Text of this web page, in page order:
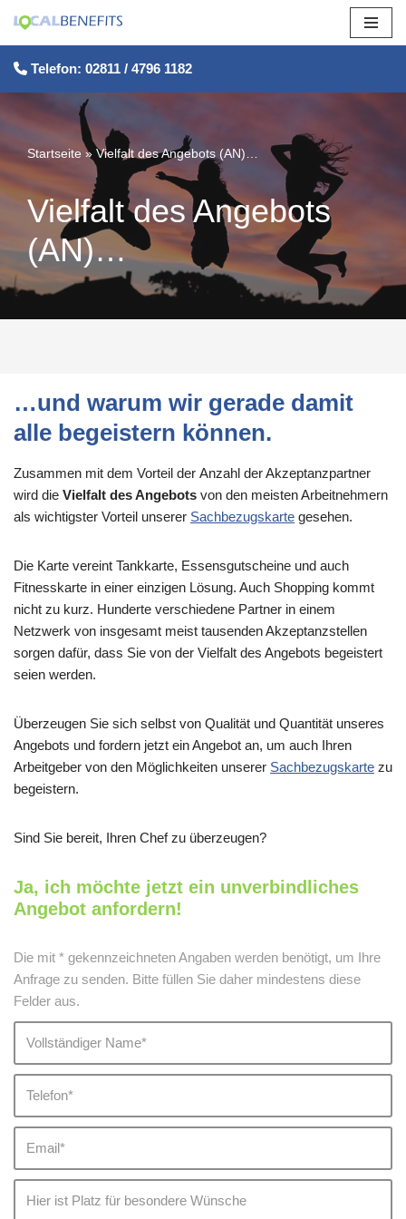
Zum
Inhalt
springen
Telefon: 02811 / 4796 1182
Startseite » Vielfalt des Angebots (AN)…
Vielfalt des Angebots
(AN)…
…und warum wir gerade damit
alle begeistern können.
Zusammen mit dem Vorteil der Anzahl der Akzeptanzpartner
wird die Vielfalt des Angebots von den meisten Arbeitnehmern
als wichtigster Vorteil unserer Sachbezugskarte gesehen.
Die Karte vereint Tankkarte, Essensgutscheine und auch
Fitnesskarte in einer einzigen Lösung. Auch Shopping kommt
nicht zu kurz. Hunderte verschiedene Partner in einem
Netzwerk von insgesamt meist tausenden Akzeptanzstellen
sorgen dafür, dass Sie von der Vielfalt des Angebots begeistert
seien werden.
Überzeugen Sie sich selbst von Qualität und Quantität unseres
Angebots und fordern jetzt ein Angebot an, um auch Ihren
Arbeitgeber von den Möglichkeiten unserer Sachbezugskarte zu
begeistern.
Sind Sie bereit, Ihren Chef zu überzeugen?
Ja, ich möchte jetzt ein unverbindliches
Angebot anfordern!
Die mit * gekennzeichneten Angaben werden benötigt, um Ihre
Anfrage zu senden. Bitte füllen Sie daher mindestens diese
Felder aus.